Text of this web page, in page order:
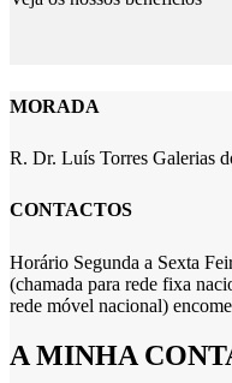
MORADA
R. Dr. Luís Torres Galerias
CONTACTOS
Horário Segunda a Sexta
(chamada para rede fixa
rede móvel nacional)
A MINHA